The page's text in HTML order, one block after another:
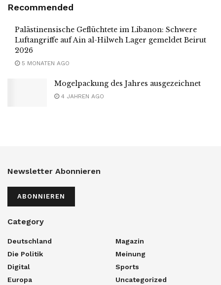
Recommended
Palästinensische Geflüchtete im Libanon: Schwere
Luftangriffe auf Ain al-Hilweh Lager gemeldet Beirut
2026
5 MONATEN AGO
Mogelpackung des Jahres ausgezeichnet
4 JAHREN AGO
Newsletter Abonnieren
ABONNIEREN
Category
Deutschland
Die Politik
Digital
Europa
Magazin
Meinung
Sports
Uncategorized